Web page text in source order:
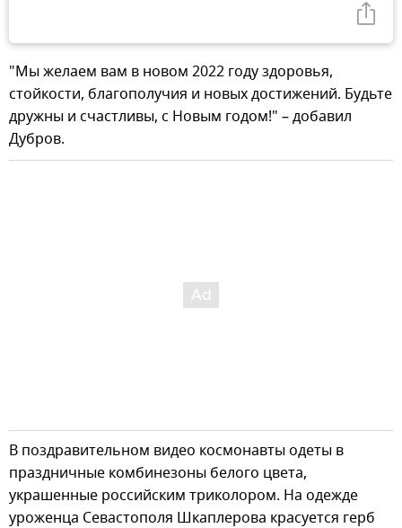
"Мы желаем вам в новом 2022 году здоровья,
стойкости, благополучия и новых достижений. Будьте
дружны и счастливы, с Новым годом!" – добавил
Дубров.
В поздравительном видео космонавты одеты в
праздничные комбинезоны белого цвета,
украшенные российским триколором. На одежде
уроженца Севастополя Шкаплерова красуется герб